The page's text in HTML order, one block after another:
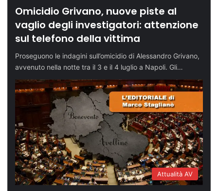
Omicidio Grivano, nuove piste al
vaglio degli investigatori: attenzione
sul telefono della vittima
Proseguono le indagini sull’omicidio di Alessandro Grivano,
avvenuto nella notte tra il 3 e il 4 luglio a Napoli. Gli…
Attualità AV